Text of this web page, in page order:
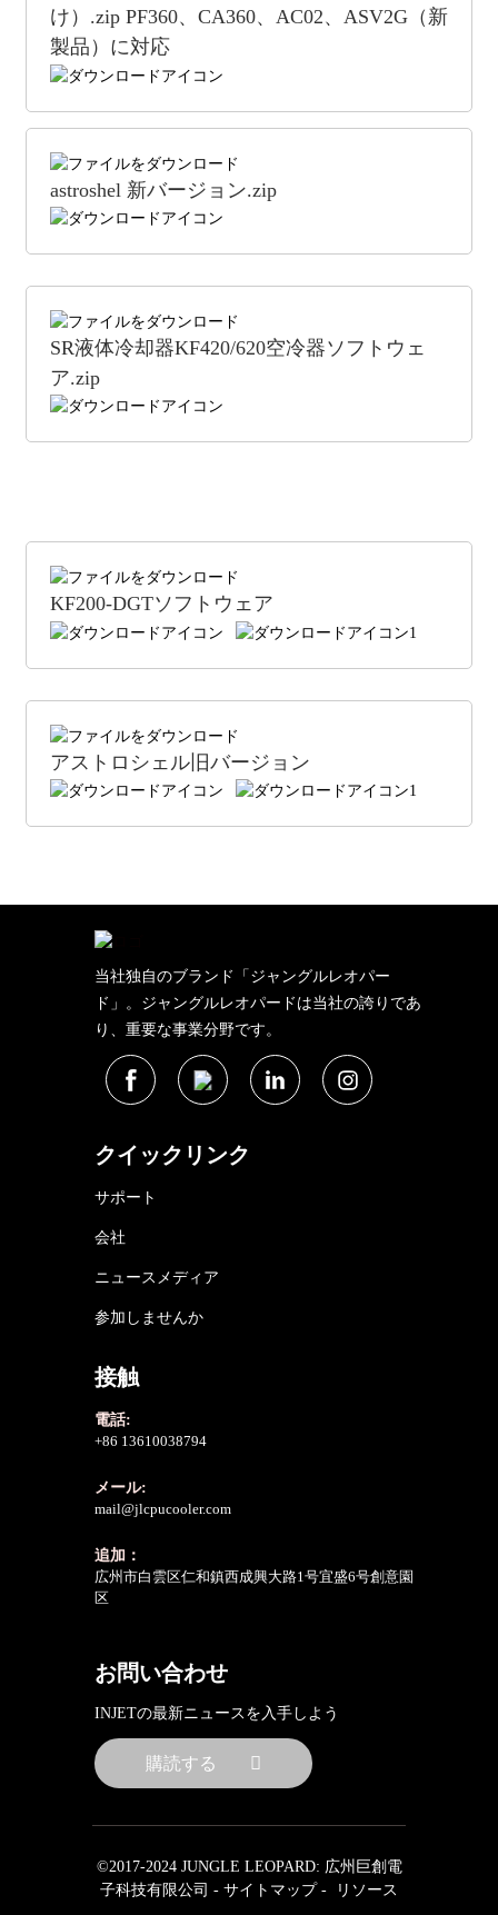
け）.zip PF360、CA360、AC02、ASV2G（新
製品）に対応
astroshel 新バージョン.zip
SR液体冷却器KF420/620空冷器ソフトウェ
ア.zip
KF200-DGTソフトウェア
アストロシェル旧バージョン
当社独自のブランド「ジャングルレオパー
ド」。ジャングルレオパードは当社の誇りであ
り、重要な事業分野です。
クイックリンク
サポート
会社
ニュースメディア
参加しませんか
接触
電話:
+86 13610038794
メール:
mail@jlcpucooler.com
追加：
広州市白雲区仁和鎮西成興大路1号宜盛6号創意園
区
お問い合わせ
INJETの最新ニュースを入手しよう
購読する
©2017-2024 JUNGLE LEOPARD: 広州巨創電
子科技有限公司 - サイトマップ- リソース